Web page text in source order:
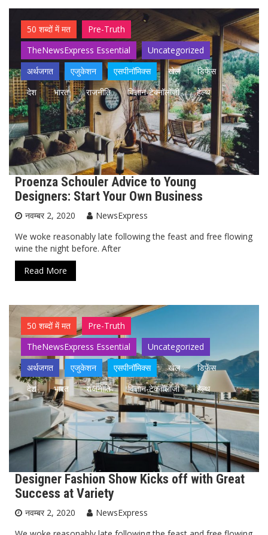
50 शब्दों में मत
Pre-Truth
TheNewsExpress Essential
Uncategorized
अर्थजगत
एजुकेशन एसपीनॉमिक्स खेल
डिफेंस
देश
भारत राजनीति विज्ञान-टेक्नॉलॉजी हेल्थ
Proenza Schouler Advice to Young
Designers: Start Your Own Business
नवम्बर 2, 2020
NewsExpress
We woke reasonably late following the feast and free flowing
wine the night before. After
Read More
50 शब्दों में मत
Pre-Truth
TheNewsExpress Essential
Uncategorized
अर्थजगत
एजुकेशन एसपीनॉमिक्स खेल
डिफेंस
देश
भारत राजनीति विज्ञान-टेक्नॉलॉजी हेल्थ
Designer Fashion Show Kicks off with Great
Success at Variety
नवम्बर 2, 2020
NewsExpress